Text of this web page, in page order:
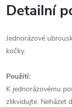
Detailní
Jednorázové
kočky.
Použití:
K jednorázovému
zlikvidujte. Neházet